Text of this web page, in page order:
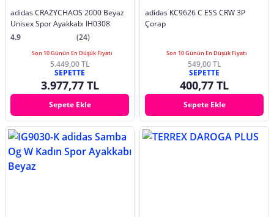
adidas CRAZYCHAOS 2000 Beyaz
Unisex Spor Ayakkabı IH0308
4.9
(24)
Son 10 Günün En Düşük Fiyatı
5.449,00 TL
SEPETTE
3.977,77 TL
Sepete Ekle
adidas KC9626 C ESS CRW 3P
Çorap
Son 10 Günün En Düşük Fiyatı
549,00 TL
SEPETTE
400,77 TL
Sepete Ekle